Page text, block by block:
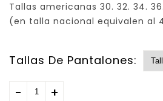
Tallas americanas 30. 32. 34. 36.
(en talla nacional equivalen al
Tallas De Pantalones: